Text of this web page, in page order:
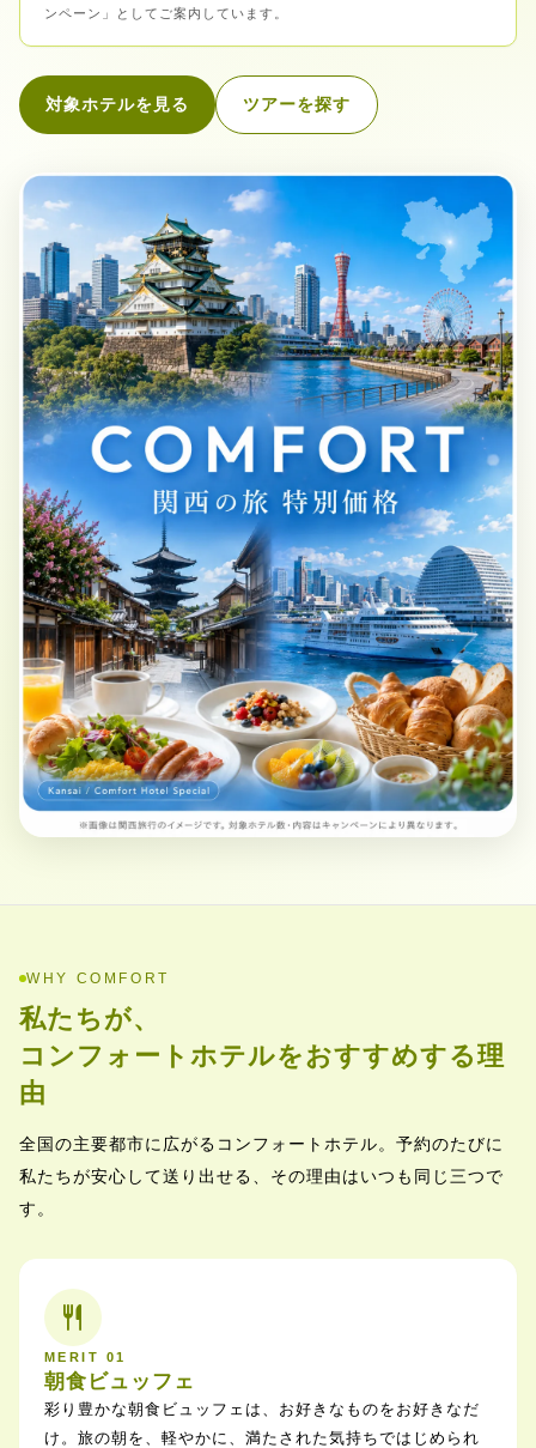
ンペーン」としてご案内しています。
対象ホテルを見る ツアーを探す
WHY COMFORT
私たちが、
コンフォートホテルをおすすめする理
由
全国の主要都市に広がるコンフォートホテル。予約のたびに
私たちが安心して送り出せる、その理由はいつも同じ三つで
す。
restaurant
MERIT 01
朝食ビュッフェ
彩り豊かな朝食ビュッフェは、お好きなものをお好きなだ
け。旅の朝を、軽やかに、満たされた気持ちではじめられ